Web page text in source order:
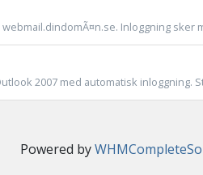
Inloggning sker
2007 med automatisk inloggning.
Powered by